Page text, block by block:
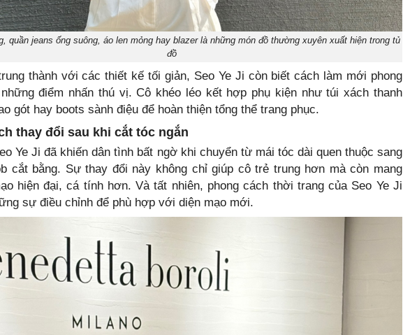
quần jeans ống suông, áo len mỏng hay blazer là những món đồ thường xuyên xuất hiện trong tủ
đồ
thành với các thiết kế tối giản, Seo Ye Ji còn biết cách làm mới phong
điểm nhấn thú vị. Cô khéo léo kết hợp phụ kiện như túi xách thanh
gót hay boots sành điệu để hoàn thiện tổng thể trang phục.
thay đổi sau khi cắt tóc ngắn
Ye Ji đã khiến dân tình bất ngờ khi chuyển từ mái tóc dài quen thuộc sang
cắt bằng. Sự thay đổi này không chỉ giúp cô trẻ trung hơn mà còn mang
hiện đại, cá tính hơn. Và tất nhiên, phong cách thời trang của Seo Ye Ji
sự điều chỉnh để phù hợp với diện mạo mới.